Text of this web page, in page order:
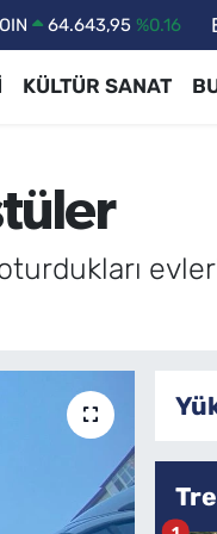
DOLAR 47,6704 %0
BİST100
13.799
KÜLTÜR SANAT